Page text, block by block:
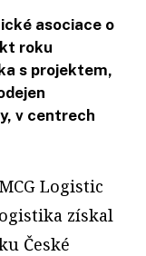
asociace o
roku
s projektem,
v centrech
Logistic
získal
České